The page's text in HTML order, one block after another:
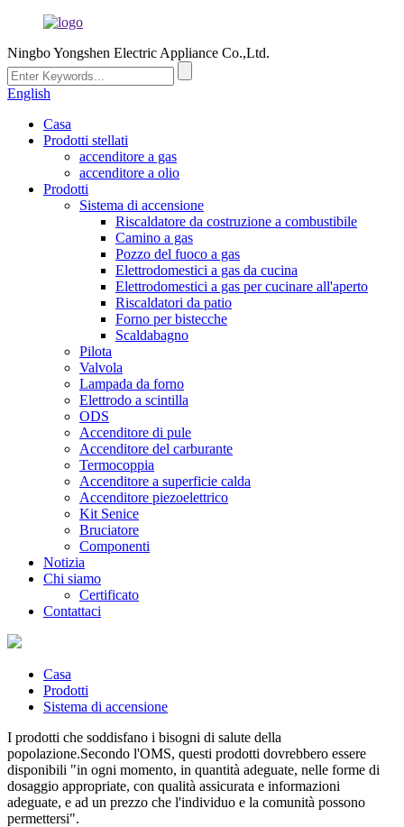
Ningbo Yongshen Electric Appliance Co.,Ltd.
English
Casa
Prodotti stellati
accenditore a gas
accenditore a olio
Prodotti
Sistema di accensione
Riscaldatore da costruzione a combustibile
Camino a gas
Pozzo del fuoco a gas
Elettrodomestici a gas da cucina
Elettrodomestici a gas per cucinare all'aperto
Riscaldatori da patio
Forno per bistecche
Scaldabagno
Pilota
Valvola
Lampada da forno
Elettrodo a scintilla
ODS
Accenditore di pule
Accenditore del carburante
Termocoppia
Accenditore a superficie calda
Accenditore piezoelettrico
Kit Senice
Bruciatore
Componenti
Notizia
Chi siamo
Certificato
Contattaci
Casa
Prodotti
Sistema di accensione
I prodotti che soddisfano i bisogni di salute della
popolazione.Secondo l'OMS, questi prodotti dovrebbero essere
disponibili "in ogni momento, in quantità adeguate, nelle forme di
dosaggio appropriate, con qualità assicurata e informazioni
adeguate, e ad un prezzo che l'individuo e la comunità possono
permettersi".